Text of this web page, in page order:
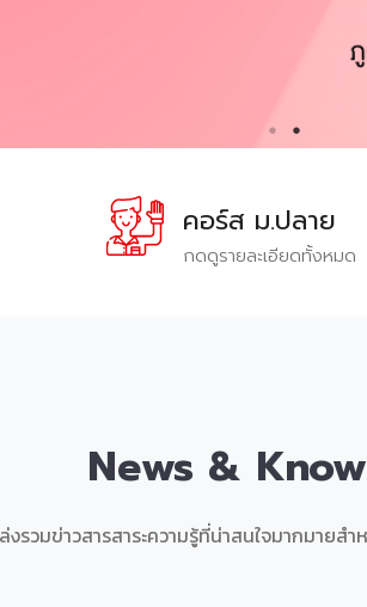
คอร์ส ม.ปลาย
กดดูรายละเอียดทั้งหมด
News &
งรวมข่าวสารสาระความรู้ที่น่าสนใจมากมายส